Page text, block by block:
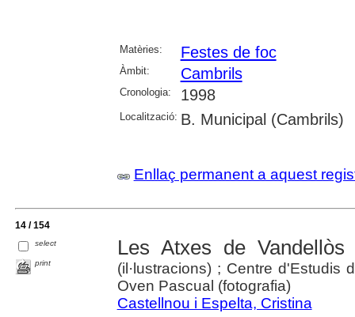
Matèries: Festes de foc
Àmbit: Cambrils
Cronologia: 1998
Localització: B. Municipal (Cambrils)
Enllaç permanent a aquest
14 / 154
select
print
Les Atxes de Vandellòs
(il·lustracions) ; Centre d'Estudis
Oven Pascual (fotografia)
Castellnou i Espelta, Cristina